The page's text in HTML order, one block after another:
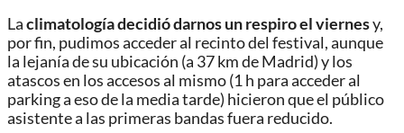
Laclimatología decidió darnos un respiro el viernesy,
por fin, pudimos acceder al recinto del festival, aunque
la lejanía de su ubicación (a 37 km de Madrid) y los
atascos en los accesos al mismo (1 h para acceder al
parking a eso de la media tarde) hicieron que el público
asistente a las primeras bandas fuera reducido.